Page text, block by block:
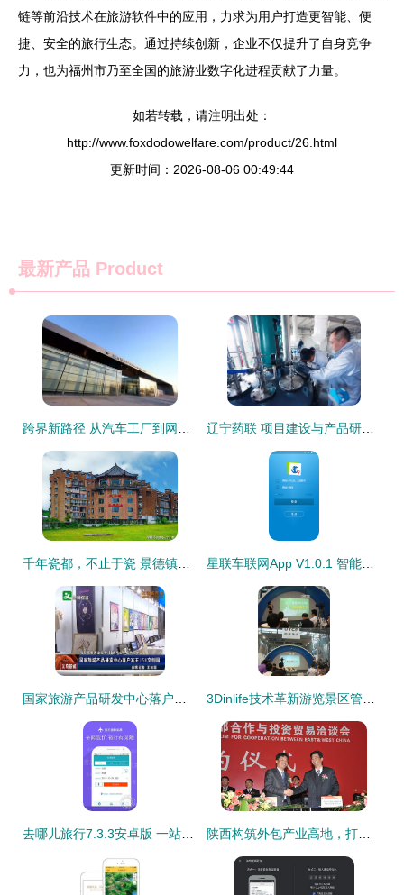
链等前沿技术在旅游软件中的应用，力求为用户打造更智能、便
捷、安全的旅行生态。通过持续创新，企业不仅提升了自身竞争
力，也为福州市乃至全国的旅游业数字化进程贡献了力量。
如若转载，请注明出处：
http://www.foxdodowelfare.com/product/26.html
更新时间：2026-08-06 00:49:44
最新产品 Product